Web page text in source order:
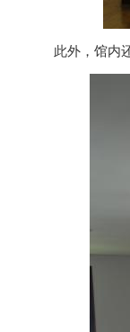
此外，馆内